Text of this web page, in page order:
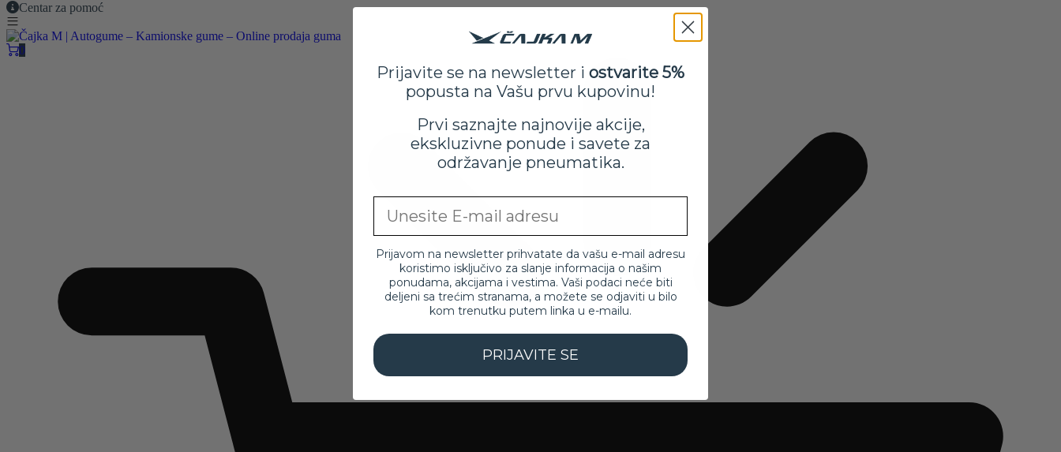
Centar za pomoć
0
Prijavite se na newsletter i ostvarite 5%
popusta na Vašu prvu kupovinu!
Prvi saznajte najnovije akcije,
ekskluzivne ponude i savete za
održavanje pneumatika.
Email
Prijavom na newsletter prihvatate da vašu e-mail adresu
koristimo isključivo za slanje informacija o našim
ponudama, akcijama i vestima. Vaši podaci neće biti
deljeni sa trećim stranama, a možete se odjaviti u bilo
kom trenutku putem linka u e-mailu.
PRIJAVITE SE